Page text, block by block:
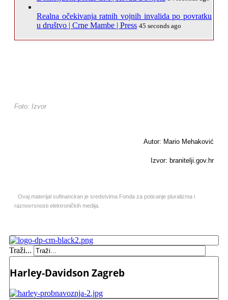
Realna očekivanja ratnih vojnih invalida po povratku
u društvo | Crne Mambe | Press 45 seconds ago
Foto: Izvor
Autor: Mario Mehaković
Izvor: branitelji.gov.hr
Ovaj materijal sufinanciran je sredstvima Fonda za poticanje pluralizma i
raznovrsnosti elektroničkih medija.
Traži...
Harley-Davidson Zagreb